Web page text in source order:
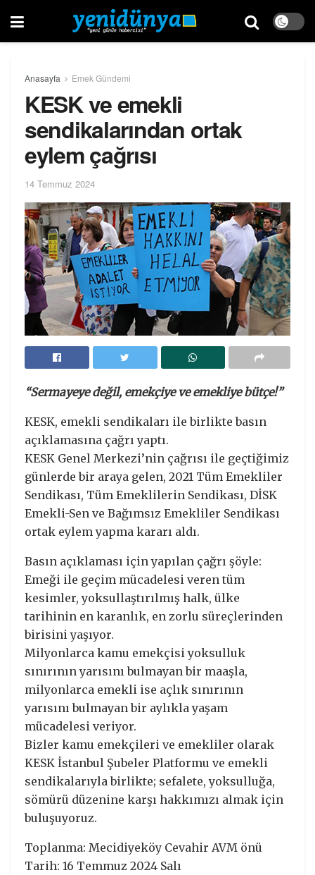
Anasayfa Emek Gündemi
KESK ve emekli
sendikalarından ortak
eylem çağrısı
14 Temmuz 2024
“Sermayeye değil, emekçiye ve emekliye bütçe!”
KESK, emekli sendikaları ile birlikte basın
açıklamasına çağrı yaptı.
KESK Genel Merkezi’nin çağrısı ile geçtiğimiz
günlerde bir araya gelen, 2021 Tüm Emekliler
Sendikası, Tüm Emeklilerin Sendikası, DİSK
Emekli-Sen ve Bağımsız Emekliler Sendikası
ortak eylem yapma kararı aldı.
Basın açıklaması için yapılan çağrı şöyle:
Emeği ile geçim mücadelesi veren tüm
kesimler, yoksullaştırılmış halk, ülke
tarihinin en karanlık, en zorlu süreçlerinden
birisini yaşıyor.
Milyonlarca kamu emekçisi yoksulluk
sınırının yarısını bulmayan bir maaşla,
milyonlarca emekli ise açlık sınırının
yarısını bulmayan bir aylıkla yaşam
mücadelesi veriyor.
Bizler kamu emekçileri ve emekliler olarak
KESK İstanbul Şubeler Platformu ve emekli
sendikalarıyla birlikte; sefalete, yoksulluğa,
sömürü düzenine karşı hakkımızı almak için
buluşuyoruz.
Toplanma: Mecidiyeköy Cevahir AVM önü
Tarih: 16 Temmuz 2024 Salı